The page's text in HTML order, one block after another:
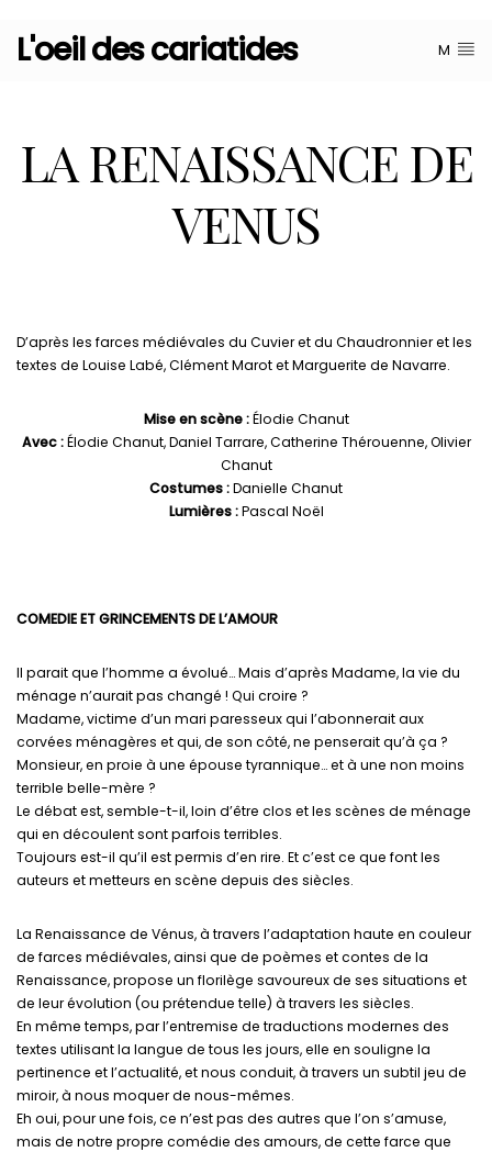
L'oeil des cariatides M
LA RENAISSANCE DE
VENUS
D’après les farces médiévales du Cuvier et du Chaudronnier et les
textes de Louise Labé, Clément Marot et Marguerite de Navarre.
Mise en scène :Élodie Chanut
Avec :Élodie Chanut, Daniel Tarrare, Catherine Thérouenne, Olivier
Chanut
Costumes :Danielle Chanut
Lumières :Pascal Noël
COMEDIE ET GRINCEMENTS DE L’AMOUR
Il parait que l’homme a évolué… Mais d’après Madame, la vie du
ménage n’aurait pas changé ! Qui croire ?
Madame, victime d’un mari paresseux qui l’abonnerait aux
corvées ménagères et qui, de son côté, ne penserait qu’à ça ?
Monsieur, en proie à une épouse tyrannique… et à une non moins
terrible belle-mère ?
Le débat est, semble-t-il, loin d’être clos et les scènes de ménage
qui en découlent sont parfois terribles.
Toujours est-il qu’il est permis d’en rire. Et c’est ce que font les
auteurs et metteurs en scène depuis des siècles.
La Renaissance de Vénus, à travers l’adaptation haute en couleur
de farces médiévales, ainsi que de poèmes et contes de la
Renaissance, propose un florilège savoureux de ses situations et
de leur évolution (ou prétendue telle) à travers les siècles.
En même temps, par l’entremise de traductions modernes des
textes utilisant la langue de tous les jours, elle en souligne la
pertinence et l’actualité, et nous conduit, à travers un subtil jeu de
miroir, à nous moquer de nous-mêmes.
Eh oui, pour une fois, ce n’est pas des autres que l’on s’amuse,
mais de notre propre comédie des amours, de cette farce que